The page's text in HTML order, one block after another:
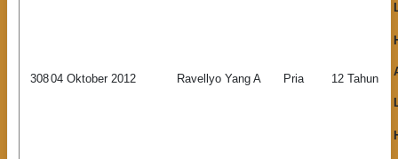
30804 Oktober 2012 Ravellyo Yang A Pria 12 Tahun